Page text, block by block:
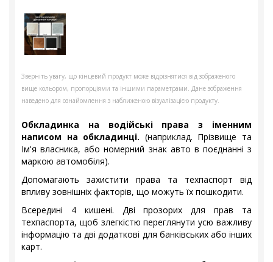
Зверніть увагу, що кінцевий продукт може відрізнятися від зображеного
вище кольором, пропорціями та іншими параметрами. Дане зображення
наведено для ознайомлення з наближеною візуалізацією продукту.
Обкладинка на водійські права з іменним
написом на обкладинці. (наприклад. Прізвище та
Ім'я власника, або номерний знак авто в поєднанні з
маркою автомобіля).
Допомагають захистити права та техпаспорт від
впливу зовнішніх факторів, що можуть їх пошкодити.
Всередині 4 кишені. Дві прозорих для прав та
техпаспорта, щоб злегкістю переглянути усю важливу
інформацію та дві додаткові для банківських або інших
карт.